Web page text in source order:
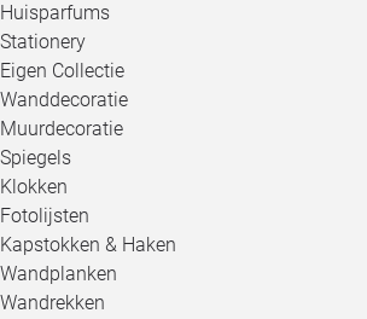
Huisparfums
Stationery
Eigen Collectie
Wanddecoratie
Muurdecoratie
Spiegels
Klokken
Fotolijsten
Kapstokken & Haken
Wandplanken
Wandrekken